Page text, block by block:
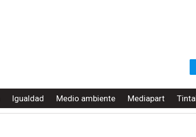
Igualdad Medio ambiente Mediapart